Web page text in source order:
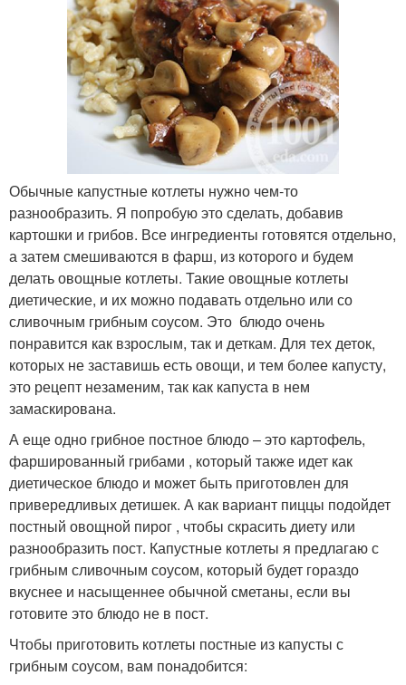
Обычные капустные котлеты нужно чем-то
разнообразить. Я попробую это сделать, добавив
картошки и грибов. Все ингредиенты готовятся отдельно,
а затем смешиваются в фарш, из которого и будем
делать овощные котлеты. Такие овощные котлеты
диетические, и их можно подавать отдельно или со
сливочным грибным соусом. Это блюдо очень
понравится как взрослым, так и деткам. Для тех деток,
которых не заставишь есть овощи, и тем более капусту,
это рецепт незаменим, так как капуста в нем
замаскирована.
А еще одно грибное постное блюдо – это картофель,
фаршированный грибами , который также идет как
диетическое блюдо и может быть приготовлен для
привередливых детишек. А как вариант пиццы подойдет
постный овощной пирог , чтобы скрасить диету или
разнообразить пост. Капустные котлеты я предлагаю с
грибным сливочным соусом, который будет гораздо
вкуснее и насыщеннее обычной сметаны, если вы
готовите это блюдо не в пост.
Чтобы приготовить котлеты постные из капусты с
грибным соусом, вам понадобится: